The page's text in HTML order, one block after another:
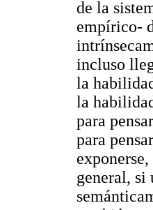
de la
empírico-
incluso
la
la
para
para
general, si